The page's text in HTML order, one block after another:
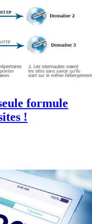
formule
!